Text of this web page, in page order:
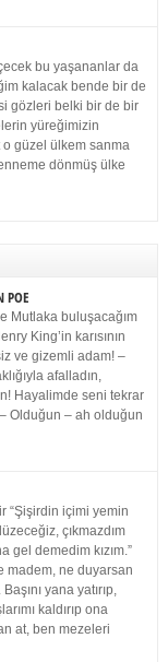
bu yaşananlar da
kalacak bende bir de
gözleri belki bir de bir
yüreğimizin
o güzel ülkem sanma
dönmüş ülke
POE
Mutlaka buluşacağım
King’in karısının
ve gizemli adam! –
afalladın,
Hayalimde seni tekrar
Olduğun – ah olduğun
“Şişirdin içimi yemin
çıkmazdım
gel demedim kızım.”
madem, ne duyarsan
yana yatırıp,
kaldırıp ona
at, ben mezeleri